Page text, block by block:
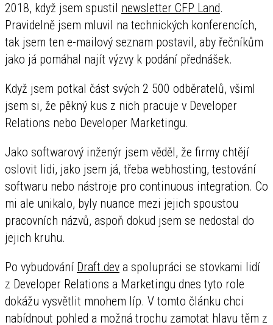
2018, když jsem spustil newsletter CFP Land.
Pravidelně jsem mluvil na technických konferencích,
tak jsem ten e-mailový seznam postavil, aby řečníkům
jako já pomáhal najít výzvy k podání přednášek.
Když jsem potkal část svých 2 500 odběratelů, všiml
jsem si, že pěkný kus z nich pracuje v Developer
Relations nebo Developer Marketingu.
Jako softwarový inženýr jsem věděl, že firmy chtějí
oslovit lidi, jako jsem já, třeba webhosting, testování
softwaru nebo nástroje pro continuous integration. Co
mi ale unikalo, byly nuance mezi jejich spoustou
pracovních názvů, aspoň dokud jsem se nedostal do
jejich kruhu.
Po vybudování Draft.dev a spolupráci se stovkami lidí
z Developer Relations a Marketingu dnes tyto role
dokážu vysvětlit mnohem líp. V tomto článku chci
nabídnout pohled a možná trochu zamotat hlavu těm z